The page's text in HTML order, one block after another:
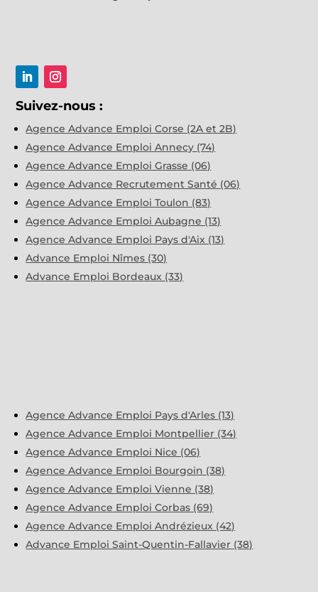
Suivez-nous :
Agence Advance Emploi Corse (2A et 2B)
Agence Advance Emploi Annecy (74)
Agence Advance Emploi Grasse (06)
Agence Advance Recrutement Santé (06)
Agence Advance Emploi Toulon (83)
Agence Advance Emploi Aubagne (13)
Agence Advance Emploi Pays d'Aix (13)
Advance Emploi Nîmes (30)
Advance Emploi Bordeaux (33)
Agence Advance Emploi Pays d'Arles (13)
Agence Advance Emploi Montpellier (34)
Agence Advance Emploi Nice (06)
Agence Advance Emploi Bourgoin (38)
Agence Advance Emploi Vienne (38)
Agence Advance Emploi Corbas (69)
Agence Advance Emploi Andrézieux (42)
Advance Emploi Saint-Quentin-Fallavier (38)